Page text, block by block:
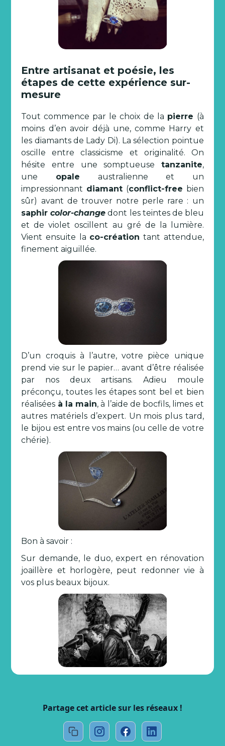
Entre artisanat et poésie, les
étapes de cette expérience sur-
mesure
Tout commence par le choix de la pierre (à
moins d’en avoir déjà une, comme Harry et
les diamants de Lady Di). La sélection pointue
oscille entre classicisme et originalité. On
hésite entre une somptueuse tanzanite,
une opale australienne et un
impressionnant diamant (conflict-free bien
sûr) avant de trouver notre perle rare : un
saphircolor-change dont les teintes de bleu
et de violet oscillent au gré de la lumière.
Vient ensuite la co-création tant attendue,
finement aiguillée.
D’un croquis à l’autre, votre pièce unique
prend vie sur le papier… avant d’être réalisée
par nos deux artisans. Adieu moule
préconçu, toutes les étapes sont bel et bien
réalisées à la main, à l’aide de bocfils, limes et
autres matériels d’expert. Un mois plus tard,
le bijou est entre vos mains (ou celle de votre
chérie).
Bon à savoir :
Sur demande, le duo, expert en rénovation
joaillère et horlogère, peut redonner vie à
vos plus beaux bijoux.
Partage cet article sur les réseaux !